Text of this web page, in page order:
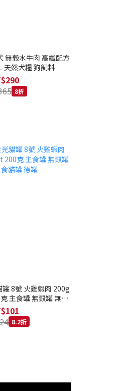
無榖水牛肉 高纖配方
天然犬糧 狗飼料
8折
8號 火雞蝦肉 200g
主食罐 無穀罐 無膠
罐 德罐
8.2折